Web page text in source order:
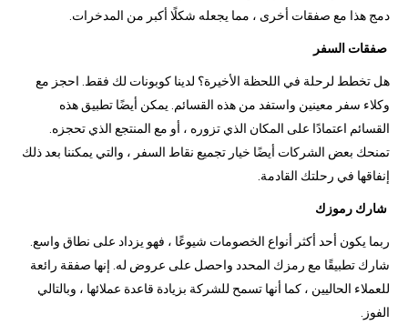
دمج هذا مع صفقات أخرى ، مما يجعله شكلًا أكبر من المدخرات.
صفقات السفر
هل تخطط لرحلة في اللحظة الأخيرة؟ لدينا كوبونات لك فقط. احجز مع
وكلاء سفر معينين واستفد من هذه القسائم. يمكن أيضًا تطبيق هذه
القسائم اعتمادًا على المكان الذي تزوره ، أو مع المنتجع الذي تحجزه.
تمنحك بعض الشركات أيضًا خيار تجميع نقاط السفر ، والتي يمكننا بعد ذلك
إنفاقها في رحلتك القادمة.
شارك رموزك
ربما يكون أحد أكثر أنواع الخصومات شيوعًا ، فهو يزداد على نطاق واسع.
شارك تطبيقًا مع رمزك المحدد واحصل على عروض له. إنها صفقة رائعة
للعملاء الحاليين ، كما أنها تسمح للشركة بزيادة قاعدة عملائها ، وبالتالي
الفوز.